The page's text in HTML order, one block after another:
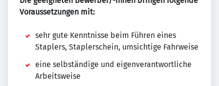
Voraussetzungen mit:
sehr gute Kenntnisse beim Führen eines
Staplers, Staplerschein, umsichtige Fahrweise
eine selbständige und eigenverantwortliche
Arbeitsweise